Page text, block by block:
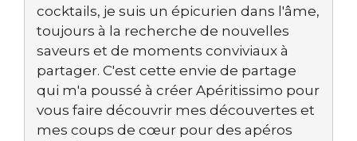
cocktails, je suis un épicurien dans l'âme,
toujours à la recherche de nouvelles
saveurs et de moments conviviaux à
partager. C'est cette envie de partage
qui m'a poussé à créer Apéritissimo pour
vous faire découvrir mes découvertes et
mes coups de cœur pour des apéros